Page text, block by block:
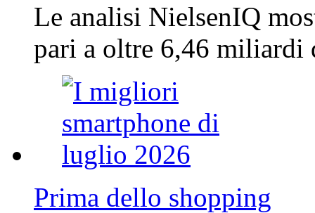
Le analisi NielsenIQ
pari a oltre 6,46
Prima dello shopping